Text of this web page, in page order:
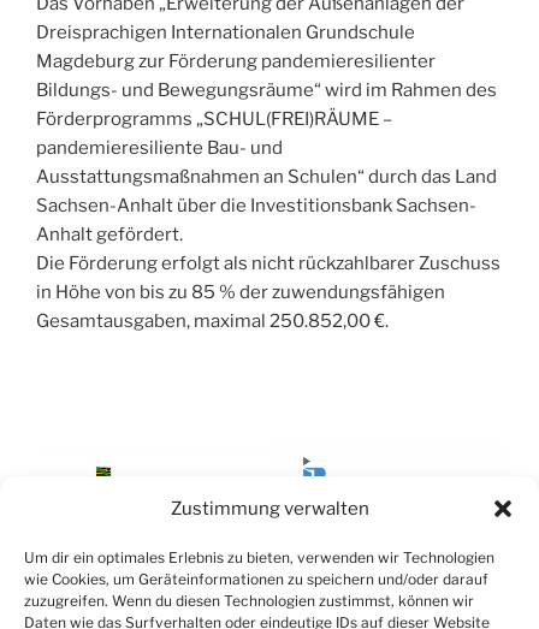
Zustimmung verwalten
Um dir ein optimales Erlebnis zu bieten, verwenden wir Technologien
wie Cookies, um Geräteinformationen zu speichern und/oder darauf
zuzugreifen. Wenn du diesen Technologien zustimmst, können wir
Daten wie das Surfverhalten oder eindeutige IDs auf dieser Website
Dreisprachigen Internationalen Grundschule
Magdeburg zur Förderung pandemieresilienter
Bildungs- und Bewegungsräume“ wird im Rahmen des
Förderprogramms „SCHUL(FREI)RÄUME –
pandemieresiliente Bau- und
Ausstattungsmaßnahmen an Schulen“ durch das Land
Sachsen-Anhalt über die Investitionsbank Sachsen-
Anhalt gefördert.
Die Förderung erfolgt als nicht rückzahlbarer Zuschuss
in Höhe von bis zu 85 % der zuwendungsfähigen
Gesamtausgaben, maximal 250.852,00 €.